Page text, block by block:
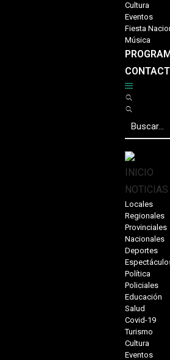
Cultura
Eventos
Fiesta
Música
INICIO
NOTICIAS
Locales
Regionales
Provinciales
Nacionales
Deportes
Política
Policiales
Educación
Salud
Covid-19
Turismo
Cultura
Eventos